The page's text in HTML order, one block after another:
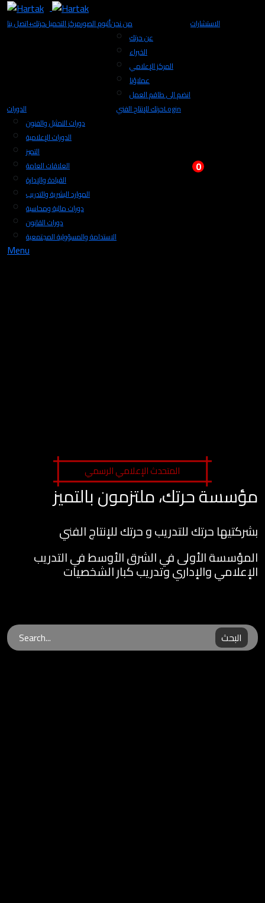
اتصل بنا +حرتكمركز التحميلألبوم الصورمن نحن
عن حرتك
الخبراء
المركز الإعلامي
عملاؤنا
انضم الى طاقم العمل
الاستشارات
الدورات
دورات التمثيل والفنون
الدورات الإعلامية
التميز
العلاقات العامة
القيادة والإدارة
الموارد البشرية والتدريب
دورات مالية ومحاسبة
دورات القانون
الاستدامة والمسؤولية المجتمعية
حرتك للإنتاج الفنيLogin
0
Menu
المتحدث الإعلامي الرسمي
مؤسسة حرتك، ملتزمون بالتميز
بشركتيها حرتك للتدريب و حرتك للإنتاج الفني
المؤسسة الأولى في الشرق الأوسط في التدريب
الإعلامي والإداري وتدريب كبار الشخصيات
البحث